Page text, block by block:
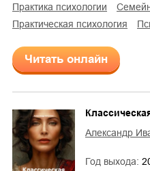
практика психологии
практическая психология
Читать онлайн
Александр
Год выхода: